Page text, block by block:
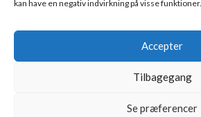
kan have en negativ indvirkning på visse funktioner.
Accepter
Tilbagegang
Se præferencer
pladerne passer rigtig godt ind